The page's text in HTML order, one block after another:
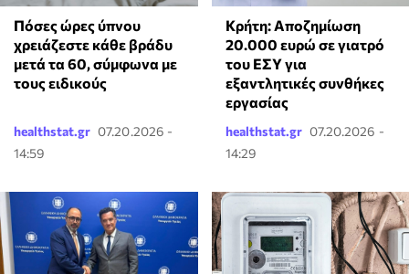
Πόσες ώρες ύπνου
χρειάζεστε κάθε βράδυ
μετά τα 60, σύμφωνα με
τους ειδικούς
healthstat.gr 07.20.2026 -
14:59
Κρήτη: Αποζημίωση
20.000 ευρώ σε γιατρό
του ΕΣΥ για
εξαντλητικές συνθήκες
εργασίας
healthstat.gr 07.20.2026 -
14:29